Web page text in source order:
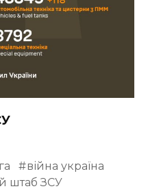
війна україна
штаб ЗСУ